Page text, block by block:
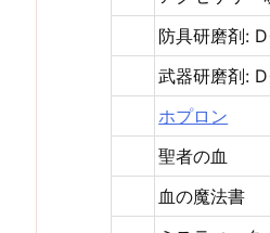
防具研磨剤:
武器研磨剤:
ホプロン
聖者の血
血の魔法書